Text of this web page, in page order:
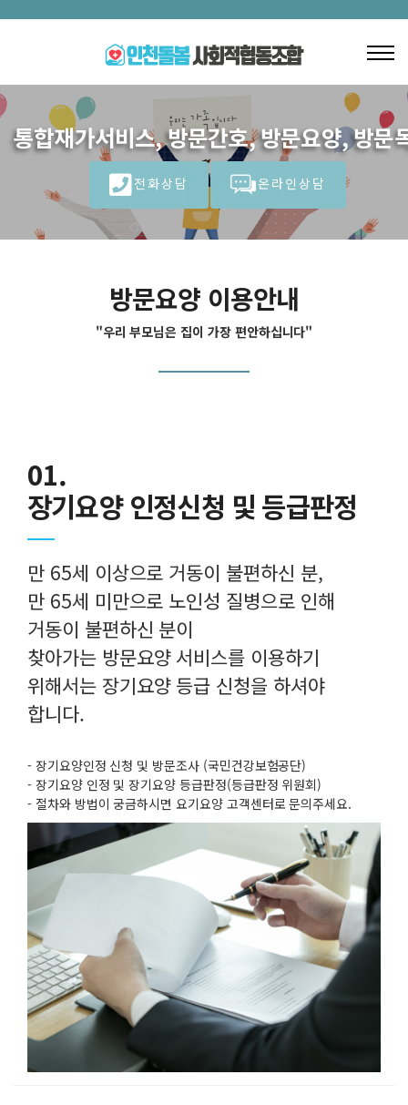
통합재가서비스, 방문간호, 방문요양, 방문
전화상담 온라인상담
방문요양 이용안내
"우리 부모님은 집이 가장 편안하십니다"
01.
장기요양 인정신청 및 등급판정
만 65세 이상으로 거동이 불편하신 분,
만 65세 미만으로 노인성 질병으로 인해
거동이 불편하신 분이
찾아가는 방문요양 서비스를 이용하기
위해서는 장기요양 등급 신청을 하셔야
합니다.
- 장기요양인정 신청 및 방문조사 (국민건강보험공단)
- 장기요양 인정 및 장기요양 등급판정(등급판정 위원회)
- 절차와 방법이 궁금하시면 요기요양 고객센터로 문의주세요.